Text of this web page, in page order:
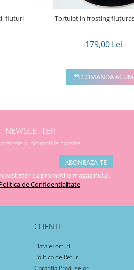
fluturi
Tortulet in frosting
179,00 Lei
COMANDA ACUM
NEWSLETTER
ofertele si promotiile noastre
cu promotiile magazinului.
Politica de Confidentialitate
CLIENTI
Plata eTorturi
Politica de Retur
Garantia Produselor